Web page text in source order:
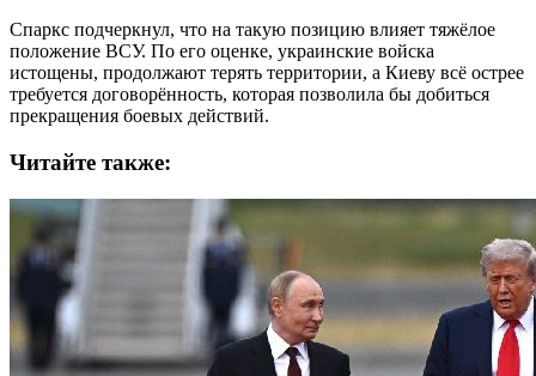
Спаркс подчеркнул, что на такую позицию влияет тяжёлое
положение ВСУ. По его оценке, украинские войска
истощены, продолжают терять территории, а Киеву всё острее
требуется договорённость, которая позволила бы добиться
прекращения боевых действий.
Читайте также: